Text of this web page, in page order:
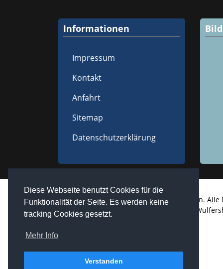
Diese Webseite benutzt Cookies für die
Funktionalität der Seite. Es werden keine
tracking Cookies gesetzt.
Mehr Info
Verstanden
Informationen
Impressum
Kontakt
Anfahrt
Sitemap
Datenschutzerklärung
Copyright © 2026 Westheim / Unterfranken. Alle
realized byComputerservice Steuerwald